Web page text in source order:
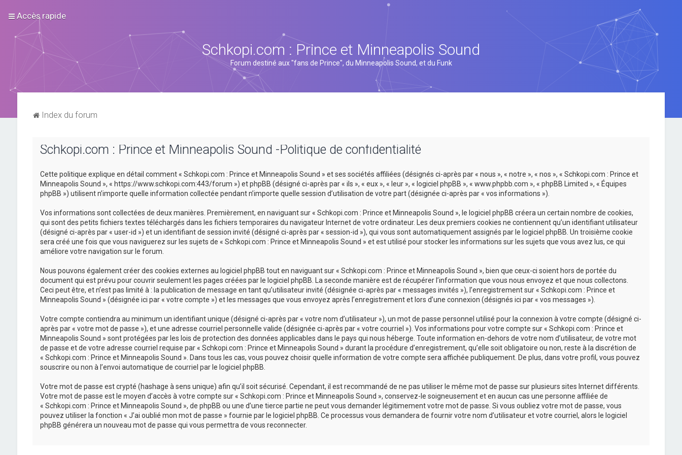
Accès rapide
Schkopi.com : Prince et Minneapolis Sound
Forum destiné aux "fans de Prince", du Minneapolis Sound, et du Funk
Index du forum
Schkopi.com : Prince et Minneapolis Sound -Politique de confidentialité
Cette politique explique en détail comment « Schkopi.com : Prince et Minneapolis Sound » et ses sociétés affiliées (désignés ci-après par « nous », « notre », « nos », « Schkopi.com : Prince et
Minneapolis Sound », « https://www.schkopi.com:443/forum ») et phpBB (désigné ci-après par « ils », « eux », « leur », « logiciel phpBB », « www.phpbb.com », « phpBB Limited », « Équipes
phpBB ») utilisent n’importe quelle information collectée pendant n’importe quelle session d’utilisation de votre part (désignée ci-après par « vos informations »).
Vos informations sont collectées de deux manières. Premièrement, en naviguant sur « Schkopi.com : Prince et Minneapolis Sound », le logiciel phpBB créera un certain nombre de cookies,
qui sont des petits fichiers textes téléchargés dans les fichiers temporaires du navigateur Internet de votre ordinateur. Les deux premiers cookies ne contiennent qu’un identifiant utilisateur
(désigné ci-après par « user-id ») et un identifiant de session invité (désigné ci-après par « session-id »), qui vous sont automatiquement assignés par le logiciel phpBB. Un troisième cookie
sera créé une fois que vous naviguerez sur les sujets de « Schkopi.com : Prince et Minneapolis Sound » et est utilisé pour stocker les informations sur les sujets que vous avez lus, ce qui
améliore votre navigation sur le forum.
Nous pouvons également créer des cookies externes au logiciel phpBB tout en naviguant sur « Schkopi.com : Prince et Minneapolis Sound », bien que ceux-ci soient hors de portée du
document qui est prévu pour couvrir seulement les pages créées par le logiciel phpBB. La seconde manière est de récupérer l’information que vous nous envoyez et que nous collectons.
Ceci peut être, et n’est pas limité à : la publication de message en tant qu’utilisateur invité (désignée ci-après par « messages invités »), l’enregistrement sur « Schkopi.com : Prince et
Minneapolis Sound » (désignée ici par « votre compte ») et les messages que vous envoyez après l’enregistrement et lors d’une connexion (désignés ici par « vos messages »).
Votre compte contiendra au minimum un identifiant unique (désigné ci-après par « votre nom d’utilisateur »), un mot de passe personnel utilisé pour la connexion à votre compte (désigné ci-
après par « votre mot de passe »), et une adresse courriel personnelle valide (désignée ci-après par « votre courriel »). Vos informations pour votre compte sur « Schkopi.com : Prince et
Minneapolis Sound » sont protégées par les lois de protection des données applicables dans le pays qui nous héberge. Toute information en-dehors de votre nom d’utilisateur, de votre mot
de passe et de votre adresse courriel requise par « Schkopi.com : Prince et Minneapolis Sound » durant la procédure d’enregistrement, qu’elle soit obligatoire ou non, reste à la discrétion de
« Schkopi.com : Prince et Minneapolis Sound ». Dans tous les cas, vous pouvez choisir quelle information de votre compte sera affichée publiquement. De plus, dans votre profil, vous pouvez
souscrire ou non à l’envoi automatique de courriel par le logiciel phpBB.
Votre mot de passe est crypté (hashage à sens unique) afin qu’il soit sécurisé. Cependant, il est recommandé de ne pas utiliser le même mot de passe sur plusieurs sites Internet différents.
Votre mot de passe est le moyen d’accès à votre compte sur « Schkopi.com : Prince et Minneapolis Sound », conservez-le soigneusement et en aucun cas une personne affiliée de
« Schkopi.com : Prince et Minneapolis Sound », de phpBB ou une d’une tierce partie ne peut vous demander légitimement votre mot de passe. Si vous oubliez votre mot de passe, vous
pouvez utiliser la fonction « J’ai oublié mon mot de passe » fournie par le logiciel phpBB. Ce processus vous demandera de fournir votre nom d’utilisateur et votre courriel, alors le logiciel
phpBB générera un nouveau mot de passe qui vous permettra de vous reconnecter.